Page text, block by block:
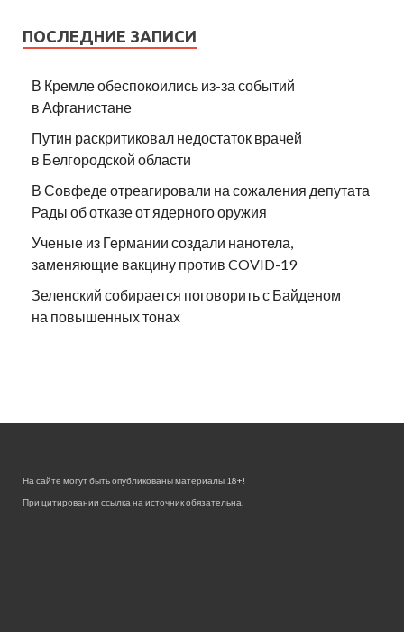
ПОСЛЕДНИЕ ЗАПИСИ
В Кремле обеспокоились из-за событий
в Афганистане
Путин раскритиковал недостаток врачей
в Белгородской области
В Совфеде отреагировали на сожаления депутата
Рады об отказе от ядерного оружия
Ученые из Германии создали нанотела,
заменяющие вакцину против COVID-19
Зеленский собирается поговорить с Байденом
на повышенных тонах
На сайте могут быть опубликованы материалы 18+!
При цитировании ссылка на источник обязательна.